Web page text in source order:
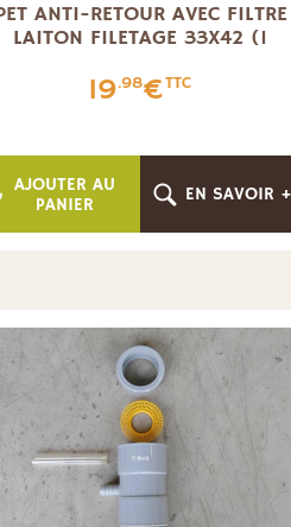
ANTI-RETOUR AVEC
LAITON FILETAGE 33X42 (1
19.98€TTC
AJOUTER AU
PANIER
EN SAVOIR +